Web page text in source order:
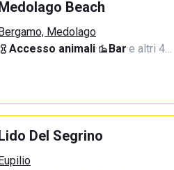
Beach
Medolago
Accesso animali· Bar·e altri 4…
Del Segrino